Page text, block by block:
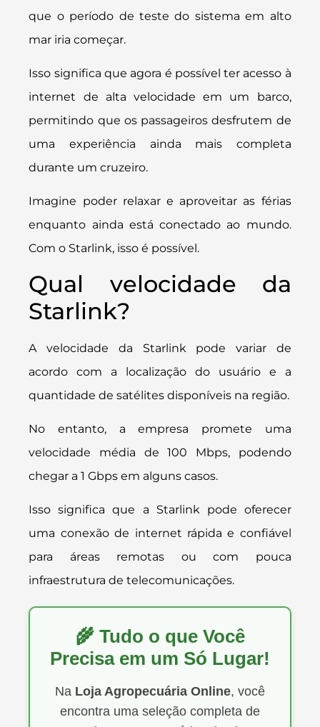
que o período de teste do sistema em alto
mar iria começar.
Isso significa que agora é possível ter acesso à
internet de alta velocidade em um barco,
permitindo que os passageiros desfrutem de
uma experiência ainda mais completa
durante um cruzeiro.
Imagine poder relaxar e aproveitar as férias
enquanto ainda está conectado ao mundo.
Com o Starlink, isso é possível.
Qual velocidade da
Starlink?
A velocidade da Starlink pode variar de
acordo com a localização do usuário e a
quantidade de satélites disponíveis na região.
No entanto, a empresa promete uma
velocidade média de 100 Mbps, podendo
chegar a 1 Gbps em alguns casos.
Isso significa que a Starlink pode oferecer
uma conexão de internet rápida e confiável
para áreas remotas ou com pouca
infraestrutura de telecomunicações.
🌾 Tudo o que Você
Precisa em um Só Lugar!
Na Loja Agropecuária Online, você
encontra uma seleção completa de